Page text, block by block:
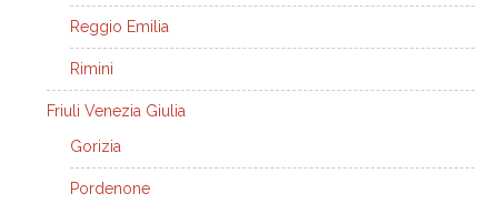
Reggio Emilia
Rimini
Friuli Venezia Giulia
Gorizia
Pordenone